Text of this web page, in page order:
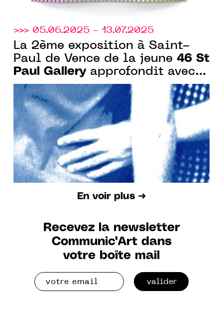
>>> 05.06.2025 - 13.07.2025
La 2ème exposition à Saint-
Paul de Vence de la jeune 46 St
Paul Gallery approfondit avec
six artistes les liens entre
peinture et photographie
En voir plus ➜
Recevez la newsletter
Communic'Art dans
votre boîte mail
valider